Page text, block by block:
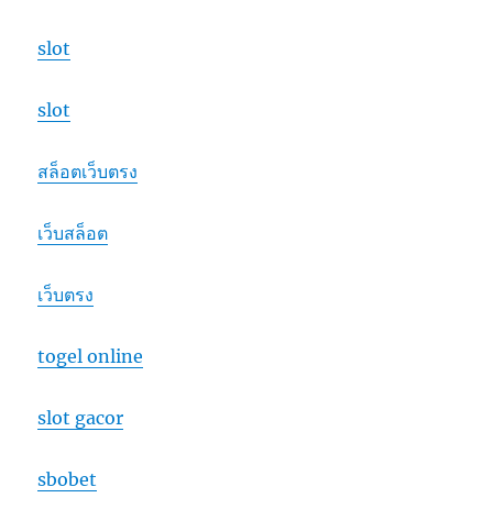
slot
slot
สล็อตเว็บตรง
เว็บสล็อต
เว็บตรง
togel online
slot gacor
sbobet